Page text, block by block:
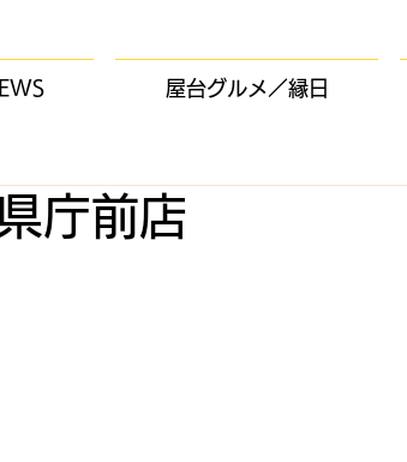
屋台グルメ／縁日
庁前店